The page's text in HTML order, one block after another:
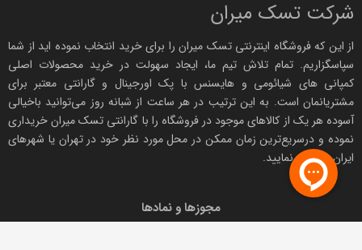
شرکت تسک میران
از این که فروشگاه اینترنتیتسک میران را برای خرید انتخاب نموده اید از شما
سپاسگزاریم. تمام تلاش تیم ما، ایجاد سهولت در خرید محصولات اصلی
کمپانی های شیائومی و هایسنس با پک اورجینال وگارانتی معتبر برای
مشتریانمان است. به این ترتیب در هر ساعت از شبانه روز می‌توانید باخیالی
آسوده هر یک از کالاهای موجود در فروشگاه را با گارانتی تسک میرانخریداری
نموده و درسریع‌ترین زمان ممکن در محل مورد نظر خود در تهران یا شهرهای
ایران دریافت نمایید.
مجوزها و نمادها